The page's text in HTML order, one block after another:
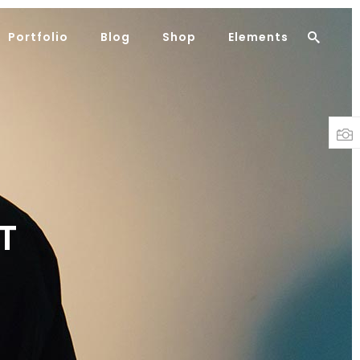
Portfolio Blog Shop Elements
Custom Font
Lists